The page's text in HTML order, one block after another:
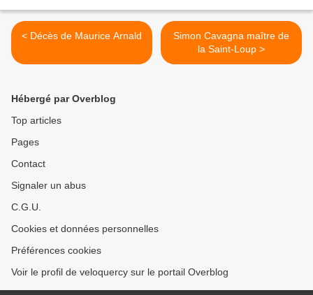
< Décès de Maurice Arnald
Simon Cavagna maître de
la Saint-Loup >
Hébergé par Overblog
Top articles
Pages
Contact
Signaler un abus
C.G.U.
Cookies et données personnelles
Préférences cookies
Voir le profil de veloquercy sur le portail Overblog